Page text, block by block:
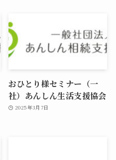
おひとり様セミナー（一
社）あんしん生活支援協会
2025年3月7日